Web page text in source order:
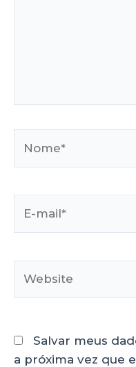
Salvar meus
a próxima vez que